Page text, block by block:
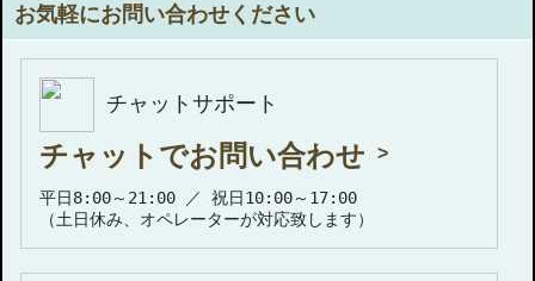
お気軽にお問い合わせください
チャットサポート
チャットでお問い合わせ
平日8:00～21:00 ／ 祝日10:00～17:00
（土日休み、オペレーターが対応致します）